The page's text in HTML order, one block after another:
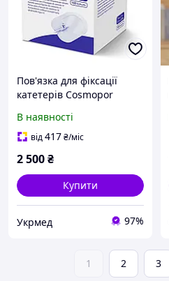
Пов'язка для фіксації
катетерів Cosmopor
100 шт.
В наявності
від417₴/міс
2 500₴
Купити
Укрмед 97%
1 2 3